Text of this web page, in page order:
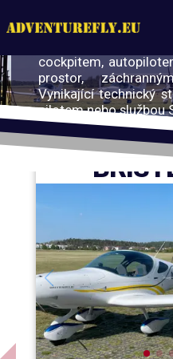
cockpitem,
prostor,
Vynikající technický
pilotem nebo službou